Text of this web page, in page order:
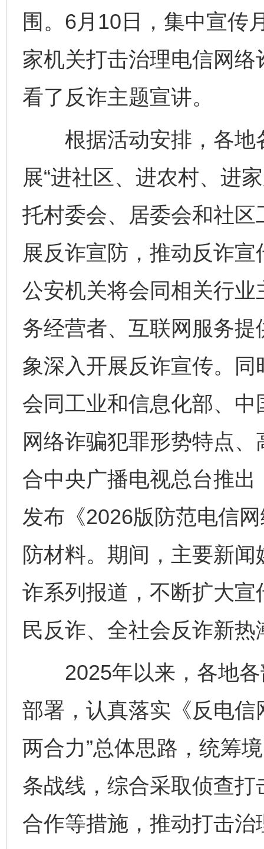
围。6月10日，集中宣传
家机关打击治理电信网
看了反诈主题宣讲。
根据活动安排，各地
展“进社区、进农村、进
托村委会、居委会和社
展反诈宣防，推动反诈
公安机关将会同相关行
务经营者、互联网服务
象深入开展反诈宣传。
会同工业和信息化部、
网络诈骗犯罪形势特点
合中央广播电视总台推
发布《2026版防范电信
防材料。期间，主要新
诈系列报道，不断扩大
民反诈、全社会反诈新热
2025年以来，各地各
部署，认真落实《反电信
两合力”总体思路，统筹
条战线，综合采取侦查
合作等措施，推动打击